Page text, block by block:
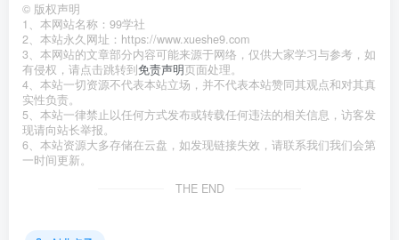
© 版权声明
1、本网站名称：99学社
2、本站永久网址：https://www.xueshe9.com
3、本网站的文章部分内容可能来源于网络，仅供大家学习与参考，如
有侵权，请点击跳转到免责声明页面处理。
4、本站一切资源不代表本站立场，并不代表本站赞同其观点和对其真
实性负责。
5、本站一律禁止以任何方式发布或转载任何违法的相关信息，访客发
现请向站长举报。
6、本站资源大多存储在云盘，如发现链接失效，请联系我们我们会第
一时间更新。
THE END